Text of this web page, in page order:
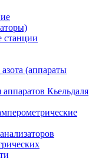
станции
(аппараты
Кьельдаля